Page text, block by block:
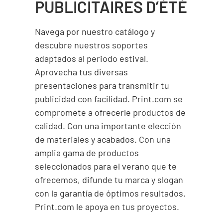
PUBLICITAIRES D’ÉTÉ
Navega por nuestro catálogo y
descubre nuestros soportes
adaptados al periodo estival.
Aprovecha tus diversas
presentaciones para transmitir tu
publicidad con facilidad. Print.com se
compromete a ofrecerle productos de
calidad. Con una importante elección
de materiales y acabados. Con una
amplia gama de productos
seleccionados para el verano que te
ofrecemos, difunde tu marca y slogan
con la garantía de óptimos resultados.
Print.com le apoya en tus proyectos.